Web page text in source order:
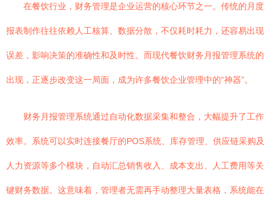
在餐饮行业，财务管理是企业运营的核心环节之一。传统的月度
报表制作往往依赖人工核算、数据分散，不仅耗时耗力，还容易出现
误差，影响决策的准确性和及时性。而现代餐饮财务月报管理系统的
出现，正逐步改变这一局面，成为许多餐饮企业管理中的“神器”。
财务月报管理系统通过自动化数据采集和整合，大幅提升了工作
效率。系统可以实时连接餐厅的POS系统、库存管理、供应链采购及
人力资源等多个模块，自动汇总销售收入、成本支出、人工费用等关
键财务数据。这意味着，管理者无需再手动整理大量表格，系统能在